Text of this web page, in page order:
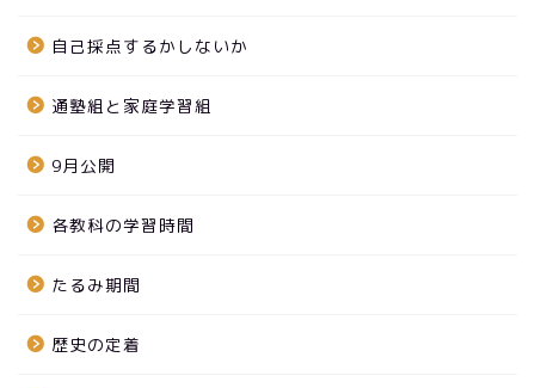
自己採点するかしないか
通塾組と家庭学習組
9月公開
各教科の学習時間
たるみ期間
歴史の定着